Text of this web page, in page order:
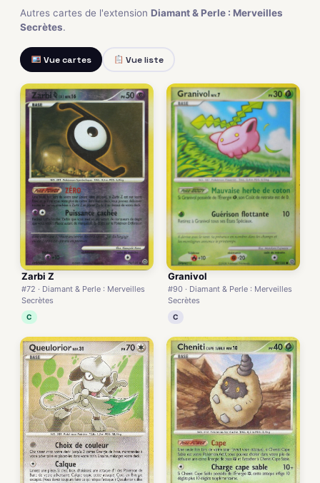
Autres cartes de l'extension Diamant & Perle : Merveilles
Secrètes.
Vue cartes Vue liste
Zarbi Z
#72 · Diamant & Perle : Merveilles
Secrètes
C
Granivol
#90 · Diamant & Perle : Merveilles
Secrètes
C